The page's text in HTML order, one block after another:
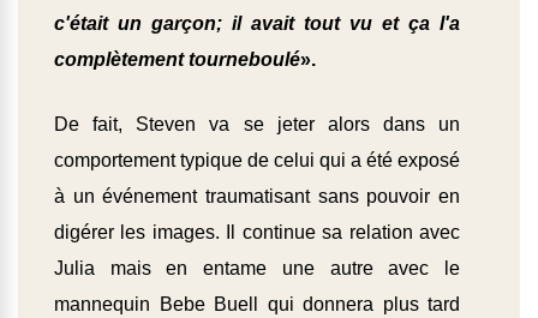
c'était un garçon; il avait tout vu et ça l'a
complètement tourneboulé».
De fait, Steven va se jeter alors dans un
comportement typique de celui qui a été exposé
à un événement traumatisant sans pouvoir en
digérer les images. Il continue sa relation avec
Julia mais en entame une autre avec le
mannequin Bebe Buell qui donnera plus tard